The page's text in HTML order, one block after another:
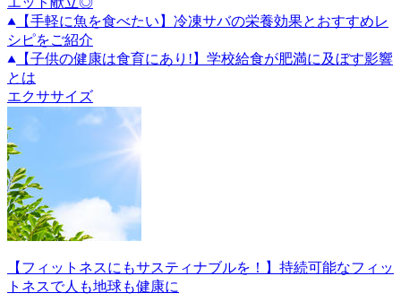
【手軽に魚を食べたい】冷凍サバの栄養効果とおすすめレ
シピをご紹介
【子供の健康は食育にあり!】学校給食が肥満に及ぼす影響
とは
エクササイズ
【フィットネスにもサスティナブルを！】持続可能なフィッ
トネスで人も地球も健康に